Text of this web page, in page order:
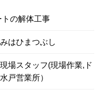
トの解体工事
はひまつぶし
場スタッフ(現場作業,ド
戸営業所）